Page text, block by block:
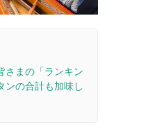
さまの「ランキン
ンの合計も加味し